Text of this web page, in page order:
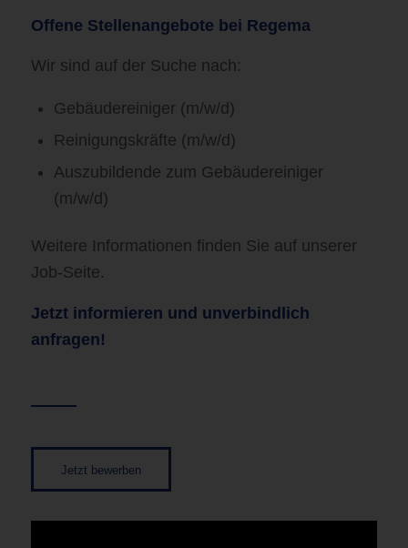
Offene Stellenangebote bei Regema
Wir sind auf der Suche nach:
Gebäudereiniger (m/w/d)
Reinigungskräfte (m/w/d)
Auszubildende zum Gebäudereiniger
(m/w/d)
Weitere Informationen finden Sie auf unserer
Job-Seite.
Jetzt informieren und unverbindlich
anfragen!
Jetzt bewerben